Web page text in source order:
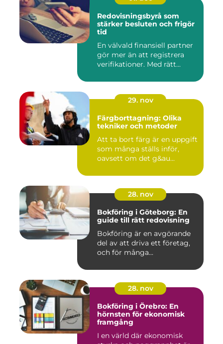
Redovisningsbyrå som
stärker besluten och frigör
tid
En välvald finansiell partner
gör mer än att registrera
verifikationer. Med rätt...
29. nov
Färgborttagning: Olika
tekniker och metoder
Att ta bort färg är en uppgift
som många ställs inför,
oavsett om det g&au...
28. nov
Bokföring i Göteborg: En
guide till rätt redovisning
Bokföring är en avgörande
del av att driva ett företag,
och för många...
28. nov
Bokföring i Örebro: En
hörnsten för ekonomisk
framgång
I en värld där ekonomisk